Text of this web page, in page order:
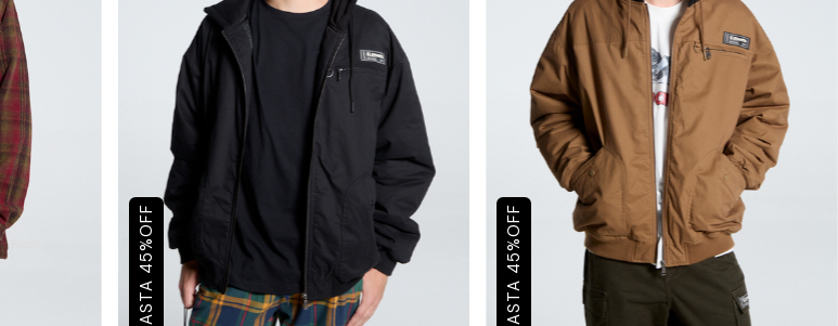
45
%
OFF
45
%
OFF